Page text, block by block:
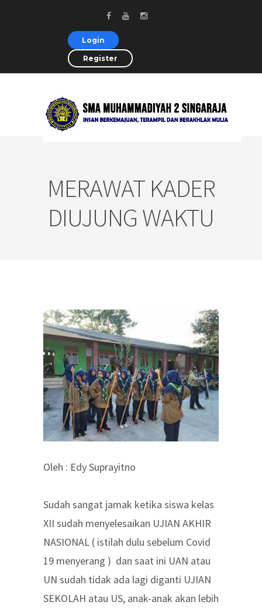
Login
Register
MERAWAT KADER
DIUJUNG WAKTU
Oleh : Edy Suprayitno
Sudah sangat jamak ketika siswa kelas
XII sudah menyelesaikan UJIAN AKHIR
NASIONAL ( istilah dulu sebelum Covid
19 menyerang ) dan saat ini UAN atau
UN sudah tidak ada lagi diganti UJIAN
SEKOLAH atau US, anak-anak akan lebih